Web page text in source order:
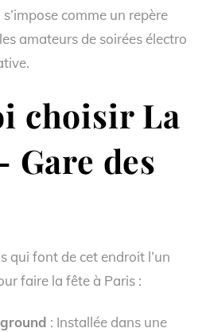
s’impose comme un repère
amateurs de soirées électro
choisir La
Gare des
qui font de cet endroit l’un
faire la fête à Paris :
: Installée dans une